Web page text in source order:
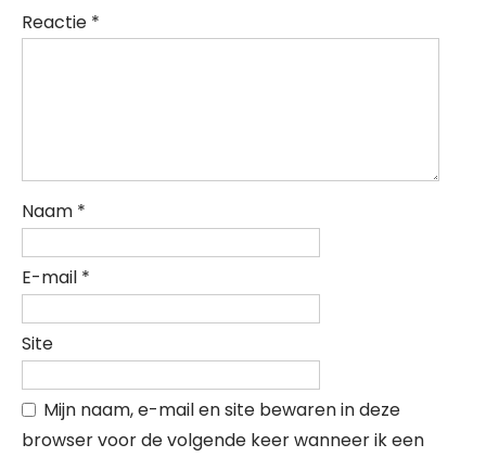
Reactie *
Naam *
E-mail *
Site
Mijn naam, e-mail en site bewaren in deze
browser voor de volgende keer wanneer ik een